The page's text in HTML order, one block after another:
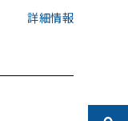
詳細情報